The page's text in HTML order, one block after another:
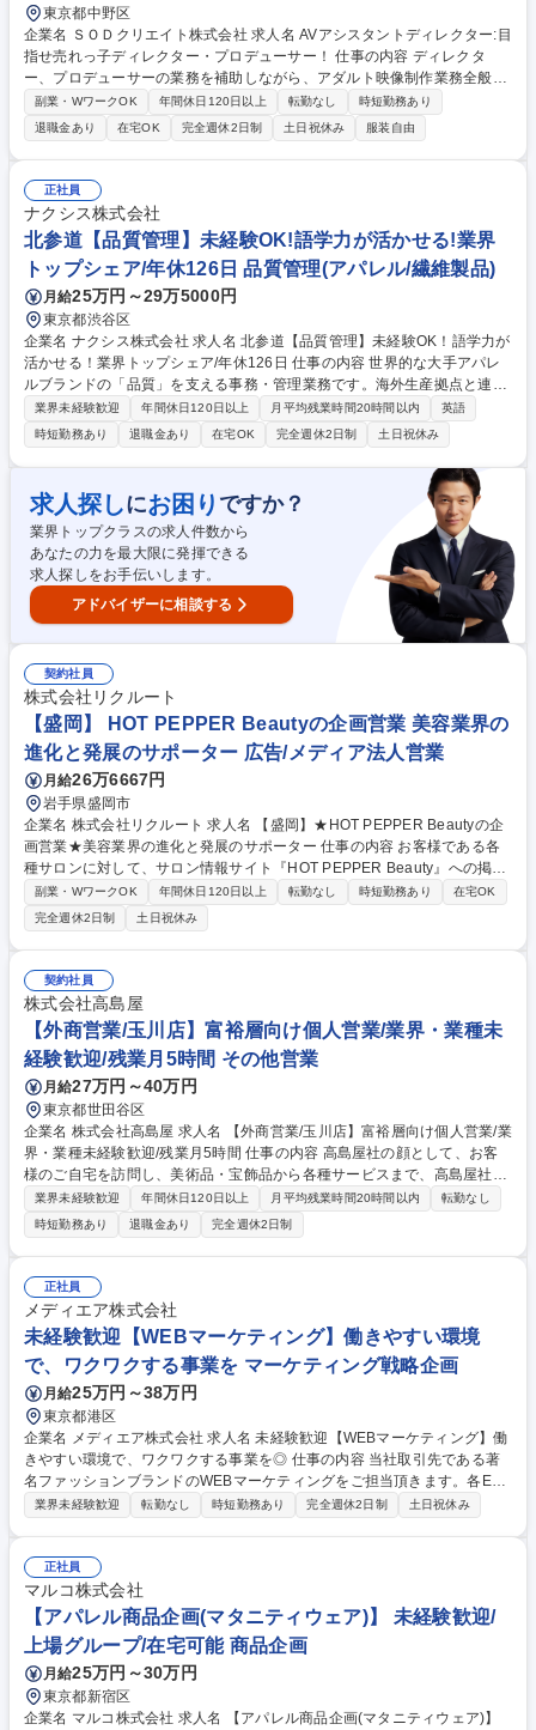
東京都中野区
企業名 ＳＯＤクリエイト株式会社 求人名 AVアシスタントディレクター:目
指せ売れっ子ディレクター・プロデューサー！ 仕事の内容 ディレクタ
ー、プロデューサーの業務を補助しながら、アダルト映像制作業務全般を
担当していただきます。ご思考性に合わせて今後のキャリア（ディレクタ
ー・プロデューサー）が選べます★ ■ディレクター候補(AD)として、企画
考案・撮影地探し・演出・撮影・編集など、先輩ディレクターを補助し、
映像作品を作り上げる全ての工程 に携わる業務を担当。 ■プロデューサー
候補(AP)として、企画考案・出演者キャスティング・パッケージ撮影ディ
レクション・予算管理・進行管理・プロモーション活動など、先輩プロデ
ューサーを補助し、作品の企画から販売方法考案までをトータルでプロデ
ュースする業務を担当します。 募集職種 AVアシスタントディレクター:目
指せ売れっ子ディレクター・プロデューサー！
副業・WワークOK 年間休日120日以上 転勤なし
時短勤務あり
退職金あり
在宅OK 完全週休2日制 土日祝休み 服装自由
正社員
ナクシス株式会社
北参道【品質管理】未経験OK!語学力が活かせる!業界
トップシェア/年休126日 品質管理(アパレル/繊維製品)
月給25万円～29万5000円
東京都渋谷区
企業名 ナクシス株式会社 求人名 北参道【品質管理】未経験OK！語学力が
活かせる！業界トップシェア/年休126日 仕事の内容 世界的な大手アパレ
ルブランドの「品質」を支える事務・管理業務です。海外生産拠点と連携
し、試験依頼やマニュアル整備等を通じて、不良品を出さない仕組み作り
を担っていただきます。 【具体的には ■外部試験機関への検査依頼・進捗
管理 ■品質トラブル発生時の原因究明・調査（海外拠点との連携） ■グル
ープ内共通ルールの設定・運用確認 ■社内試験マニュアルの改訂・アップ
デート ■社内CSR監査の実施・サポート ※入社後は先輩が丁寧に指導しま
す。2年目以降は海外出張のチャンスもあり、グローバルに活躍の場を広
げられます。 ★ものづくりへの興味のある方のご応募お待ちしておりま
す！ 募集職種 北参道【品質管理】未経験OK！語学力が活かせる！業界ト
ップシェア/年休126日
業界未経験歓迎 年間休日120日以上 月平均残業時間20時間以内
英語
時短勤務あり
退職金あり 在宅OK 完全週休2日制 土日祝休み
求人探しにお困り ですか？
業界トップクラスの求人件数から
あなたの力を最大限に発揮できる
求人探しをお手伝いします。
アドバイザーに相談する
契約社員
株式会社リクルート
【盛岡】 HOT PEPPER Beautyの企画営業 美容業界の
進化と発展のサポーター 広告/メディア法人営業
月給26万6667円
岩手県盛岡市
企業名 株式会社リクルート 求人名 【盛岡】★HOT PEPPER Beautyの企
画営業★美容業界の進化と発展のサポーター 仕事の内容 お客様である各
種サロンに対して、サロン情報サイト『HOT PEPPER Beauty』への掲載
などを通して、業界や担当地域のトレンドを把握し、クライアントの課題
に対して具体的な解決策を提案していただきます。 各種美容系サロンクラ
イアントへ新規・既存営業をお任せします。ただサービスを売るのではな
く、店舗集客UPの課題解決提案を行います。より効果のある記事提案/キ
ャンペーンや特別メニューの提案/店舗ブランディング企画提案等にも挑戦
できます。【例えば…】担当エリア内のヘア/ネイル/エステサロン・ジ
ム・ヨガ等に対し、『HOT PEPPER Beauty』を用いた集客支援と、『SA
LON BOARD』を用いた業務支援を実施します。 募集職種 【盛岡】★HO
T PEPPER Beautyの企画営業★美容業界の進化と発展のサポーター
副業・WワークOK 年間休日120日以上 転勤なし 時短勤務あり
在宅OK
完全週休2日制
土日祝休み
契約社員
株式会社高島屋
【外商営業/玉川店】富裕層向け個人営業/業界・業種未
経験歓迎/残業月5時間 その他営業
月給27万円～40万円
東京都世田谷区
企業名 株式会社高島屋 求人名 【外商営業/玉川店】富裕層向け個人営業/業
界・業種未経験歓迎/残業月5時間 仕事の内容 高島屋社の顔として、お客
様のご自宅を訪問し、美術品・宝飾品から各種サービスまで、高島屋社が
取り扱うあらゆる商品・サービスをお客様のご要望に応じて柔軟にコンサ
ルティング提案するお仕事です。 【具体的には】 ■既に信頼関係のあるお
客様(富裕層を中心とした個人顧客)のご自宅を定期的に訪問し、ライフス
タイルやニーズのヒアリングを行います。 ■お伺いしたご要望に基づき、
美術品・高級時計・国内外のファッション、さらには資産計画に至るま
で、高島屋のすべてのリソースを駆使した最適なご提案を企画・実行しま
す。 ■多様な経験をされた方と接することで自己成長にも繋がるお仕事で
す。 募集職種 【外商営業/玉川店】富裕層向け個人営業/業界・業種未経験
歓迎/残業月5時間
業界未経験歓迎 年間休日120日以上 月平均残業時間20時間以内
転勤なし
時短勤務あり
退職金あり 完全週休2日制
正社員
メディエア株式会社
未経験歓迎【WEBマーケティング】働きやすい環境
で、ワクワクする事業を マーケティング戦略企画
月給25万円～38万円
東京都港区
企業名 メディエア株式会社 求人名 未経験歓迎【WEBマーケティング】働
きやすい環境で、ワクワクする事業を◎ 仕事の内容 当社取引先である著
名ファッションブランドのWEBマーケティングをご担当頂きます。各EC
事業の売上や状況を分析して、マーケティング施策を検討し、クライアン
Web企画の立案 ■取引先との定例ミーティング ■広告予算管理、運用・効
果測定などの実務業務など 募集職種 未経験歓迎【WEBマーケティング】
働きやすい環境で、ワクワクする事業を◎
業界未経験歓迎 転勤なし 時短勤務あり 完全週休2日制 土日祝休み
正社員
マルコ株式会社
【アパレル商品企画(マタニティウェア)】 未経験歓迎/
上場グループ/在宅可能 商品企画
月給25万円～30万円
東京都新宿区
企業名 マルコ株式会社 求人名 【アパレル商品企画(マタニティウェア)】